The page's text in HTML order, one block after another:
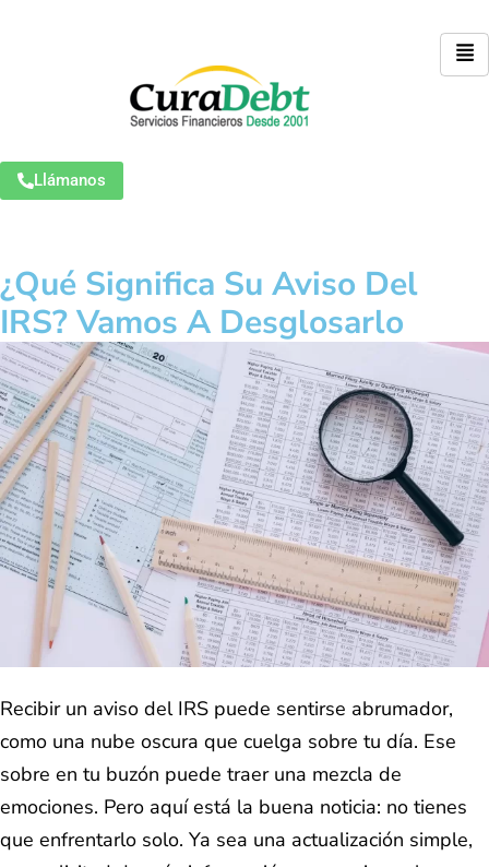
Llámanos
¿Qué Significa Su Aviso Del
IRS? Vamos A Desglosarlo
Recibir un aviso del IRS puede sentirse abrumador,
como una nube oscura que cuelga sobre tu día. Ese
sobre en tu buzón puede traer una mezcla de
emociones. Pero aquí está la buena noticia: no tienes
que enfrentarlo solo. Ya sea una actualización simple,